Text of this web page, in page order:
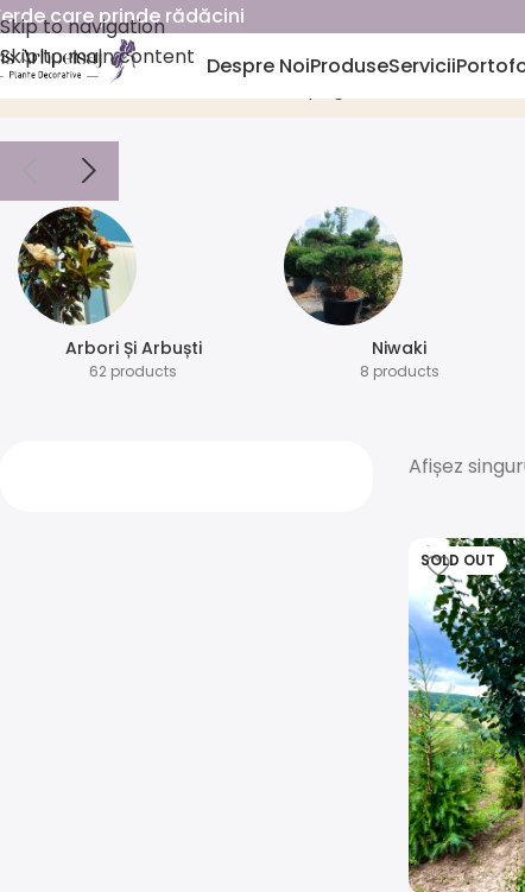
Skip to navigation
Skip to main content
care prinde rădăcini
Despre NoiProduseServicii
Tilia cordata
Arbori Și Arbuști
62 products
⁠Niwaki
8 products
Afișez
SOLD OUT